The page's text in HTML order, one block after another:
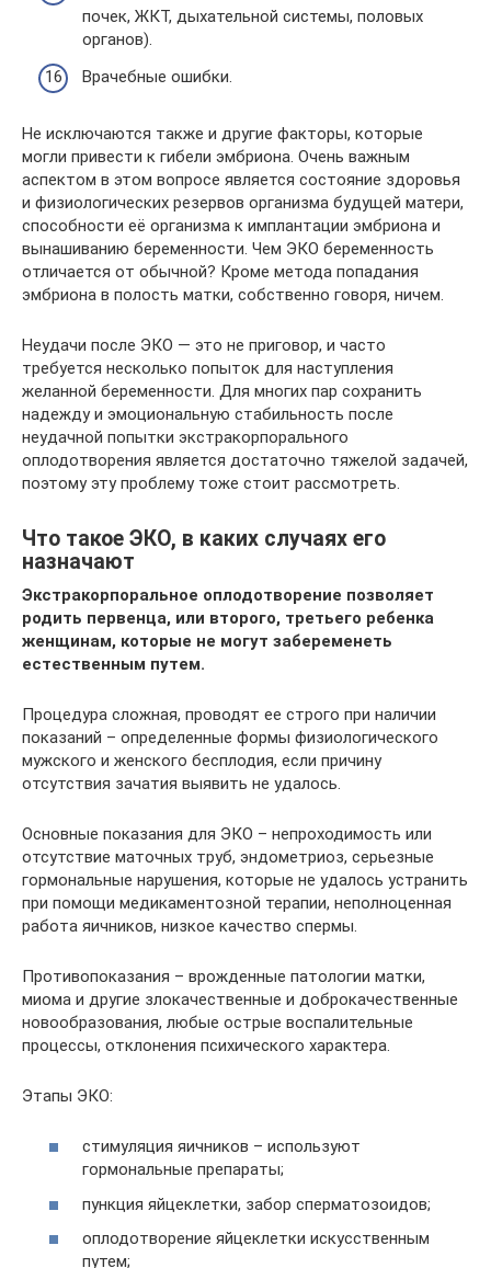
почек, ЖКТ, дыхательной системы, половых
органов).
Врачебные ошибки.
Не исключаются также и другие факторы, которые
могли привести к гибели эмбриона. Очень важным
аспектом в этом вопросе является состояние здоровья
и физиологических резервов организма будущей матери,
способности её организма к имплантации эмбриона и
вынашиванию беременности. Чем ЭКО беременность
отличается от обычной? Кроме метода попадания
эмбриона в полость матки, собственно говоря, ничем.
Неудачи после ЭКО — это не приговор, и часто
требуется несколько попыток для наступления
желанной беременности. Для многих пар сохранить
надежду и эмоциональную стабильность после
неудачной попытки экстракорпорального
оплодотворения является достаточно тяжелой задачей,
поэтому эту проблему тоже стоит рассмотреть.
Что такое ЭКО, в каких случаях его
назначают
Экстракорпоральное оплодотворение позволяет
родить первенца, или второго, третьего ребенка
женщинам, которые не могут забеременеть
естественным путем.
Процедура сложная, проводят ее строго при наличии
показаний – определенные формы физиологического
мужского и женского бесплодия, если причину
отсутствия зачатия выявить не удалось.
Основные показания для ЭКО – непроходимость или
отсутствие маточных труб, эндометриоз, серьезные
гормональные нарушения, которые не удалось устранить
при помощи медикаментозной терапии, неполноценная
работа яичников, низкое качество спермы.
Противопоказания – врожденные патологии матки,
миома и другие злокачественные и доброкачественные
новообразования, любые острые воспалительные
процессы, отклонения психического характера.
Этапы ЭКО:
стимуляция яичников – используют
гормональные препараты;
пункция яйцеклетки, забор сперматозоидов;
оплодотворение яйцеклетки искусственным
путем;